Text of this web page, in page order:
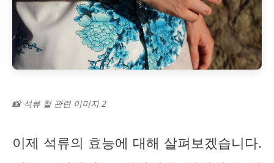
📸 석류 철 관련 이미지 2
이제 석류의 효능에 대해 살펴보겠습니다.